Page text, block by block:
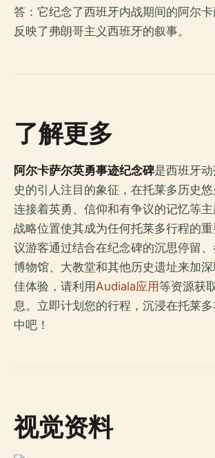
答：它纪念了西班牙内战期间的阿尔
反映了弗朗哥主义西班牙的叙事。
了解更多
阿尔卡萨尔英勇事迹纪念碑是西班牙
史的引人注目的象征，在托莱多历史
连接着英勇、信仰和有争议的记忆等
战略位置使其成为任何托莱多行程的
议游客通过结合在纪念碑的沉思停留
博物馆、大教堂和其他历史遗址来加
佳体验，请利用Audiala应用等资源获
息。立即计划您的行程，沉浸在托莱
中吧！
视觉资料